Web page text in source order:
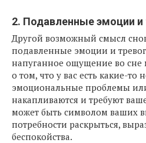
2. Подавленные эмоции и
Другой возможный смысл
подавленные эмоции и
напуганное ощущение во сне
о том, что у вас есть какие-то
эмоциональные проблемы
накапливаются и требуют
может быть символом ваших
потребности раскрыться,
беспокойства.